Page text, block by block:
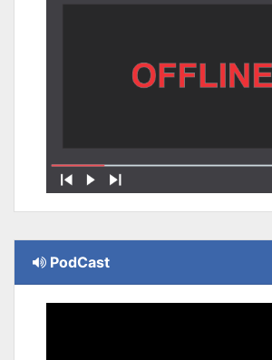
PodCast